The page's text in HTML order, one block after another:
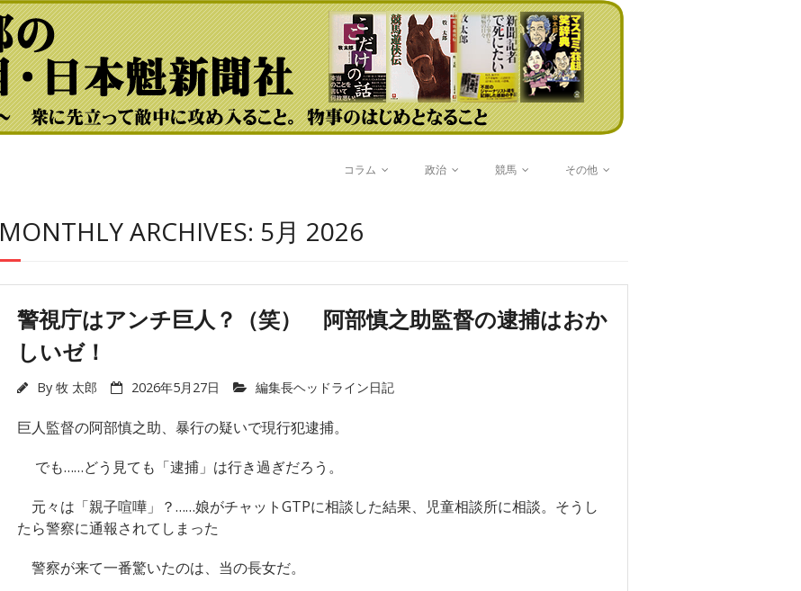
コラム 政治 競馬 その他
MONTHLY ARCHIVES: 5月 2026
警視庁はアンチ巨人？（笑） 阿部慎之助監督の逮捕はおか
しいゼ！
By 牧 太郎 2026年5月27日 編集長ヘッドライン日記
巨人監督の阿部慎之助、暴行の疑いで現行犯逮捕。
でも……どう見ても「逮捕」は行き過ぎだろう。
元々は「親子喧嘩」？……娘がチャットGTPに相談した結果、児童相談所に相談。そうし
たら警察に通報されてしまった
警察が来て一番驚いたのは、当の長女だ。